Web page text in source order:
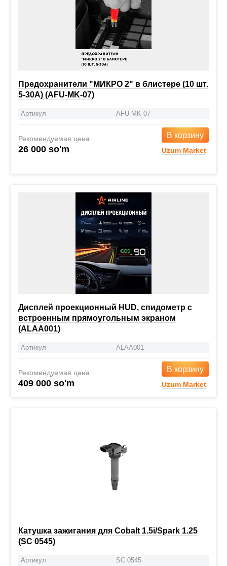
Предохранители "МИКРО 2" в блистере (10 шт.
5-30А) (AFU-MK-07)
Артикул AFU-MK-07
Рекомендуемая цена
26 000 so'm
В корзину
Uzum Market
Дисплей проекционный HUD, спидометр с
встроенным прямоугольным экраном
(ALAA001)
Артикул ALAA001
Рекомендуемая цена
409 000 so'm
В корзину
Uzum Market
Катушка зажигания для Cobalt 1.5i/Spark 1.25
(SC 0545)
Артикул SC 0545